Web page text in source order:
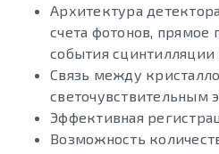
Архитектура
счета фотонов, прямое
события
Связь между
светочувствительным
Эффективная
Возможность